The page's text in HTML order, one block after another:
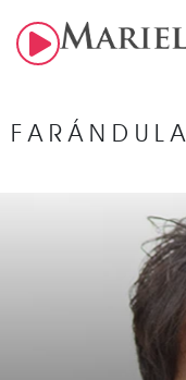
FARÁNDULA